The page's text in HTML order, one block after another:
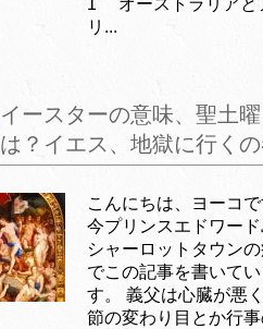
1 オーストラリアと
リ...
イースターの意味、聖土曜
は？イエス、地獄に行く
こんにちは、ヨーコで
今プリンスエドワー
シャーロットタウン
でこの記事を書いてい
す。 義父は心臓が悪
節の変わり目とか行